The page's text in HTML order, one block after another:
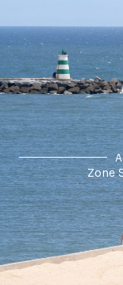
au
contenu
Zone